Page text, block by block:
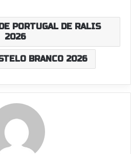
PORTUGAL DE RALIS
2026
BRANCO 2026